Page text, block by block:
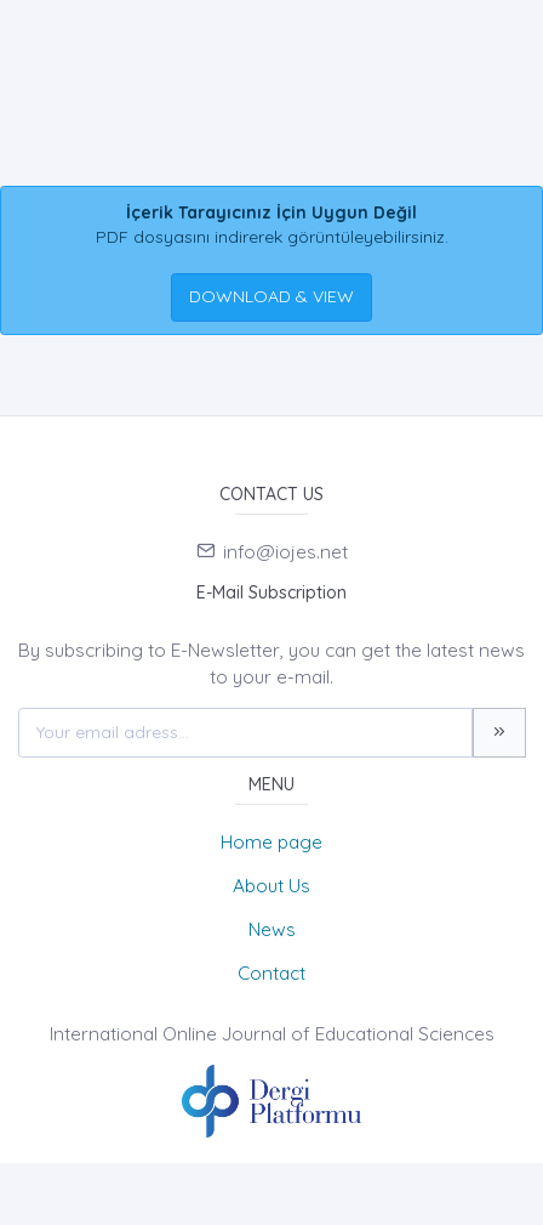
İçerik Tarayıcınız İçin Uygun Değil
PDF dosyasını indirerek görüntüleyebilirsiniz.
DOWNLOAD & VIEW
CONTACT US
info@iojes.net
E-Mail Subscription
By subscribing to E-Newsletter, you can get the latest news
to your e-mail.
MENU
Home page
About Us
News
Contact
International Online Journal of Educational Sciences